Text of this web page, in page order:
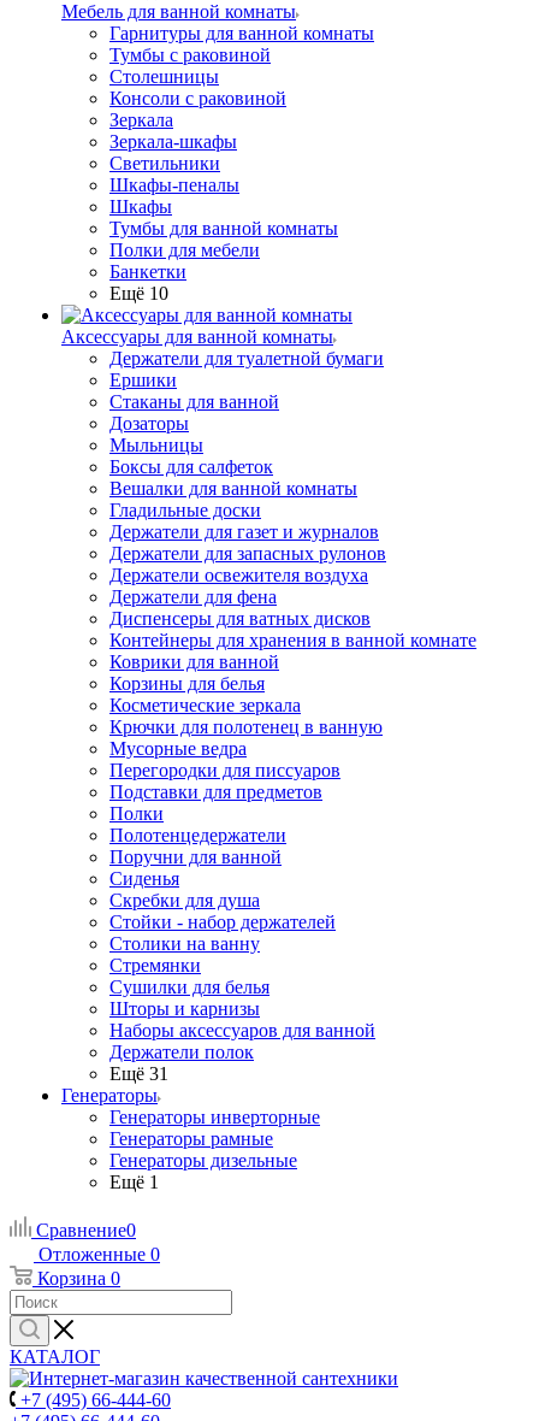
Мебель для ванной комнаты
Гарнитуры для ванной комнаты
Тумбы с раковиной
Столешницы
Консоли с раковиной
Зеркала
Зеркала-шкафы
Светильники
Шкафы-пеналы
Шкафы
Тумбы для ванной комнаты
Полки для мебели
Банкетки
Ещё 10
Аксессуары для ванной комнаты
Держатели для туалетной бумаги
Ершики
Стаканы для ванной
Дозаторы
Мыльницы
Боксы для салфеток
Вешалки для ванной комнаты
Гладильные доски
Держатели для газет и журналов
Держатели для запасных рулонов
Держатели освежителя воздуха
Держатели для фена
Диспенсеры для ватных дисков
Контейнеры для хранения в ванной комнате
Коврики для ванной
Корзины для белья
Косметические зеркала
Крючки для полотенец в ванную
Мусорные ведра
Перегородки для писсуаров
Подставки для предметов
Полки
Полотенцедержатели
Поручни для ванной
Сиденья
Скребки для душа
Стойки - набор держателей
Столики на ванну
Стремянки
Сушилки для белья
Шторы и карнизы
Наборы аксессуаров для ванной
Держатели полок
Ещё 31
Генераторы
Генераторы инверторные
Генераторы рамные
Генераторы дизельные
Ещё 1
Сравнение0
Отложенные 0
Корзина 0
КАТАЛОГ
+7 (495) 66-444-60